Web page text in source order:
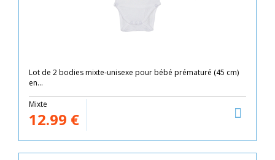
Lot de 2 bodies mixte-unisexe pour bébé prématuré (45 cm)
en...
Mixte
12.99 €